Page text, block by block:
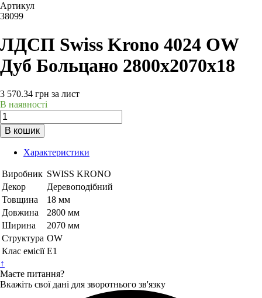
Артикул
38099
ЛДСП Swiss Krono 4024 OW
Дуб Больцано 2800х2070х18
3 570.34 грн за лист
В наявності
В кошик
Характеристики
Виробник SWISS KRONO
Декор
Деревоподібний
Товщина
18 мм
Довжина
2800 мм
Ширина
2070 мм
Структура OW
Клас емісії Е1
↑
Маєте питання?
Вкажіть свої дані для зворотнього зв'язку